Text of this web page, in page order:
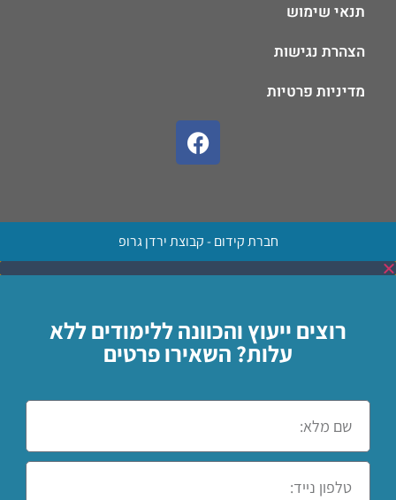
תנאי שימוש
הצהרת נגישות
מדיניות פרטיות
חברת קידום - קבוצת ירדן גרופ
רוצים ייעוץ והכוונה ללימודים ללא
עלות? השאירו פרטים